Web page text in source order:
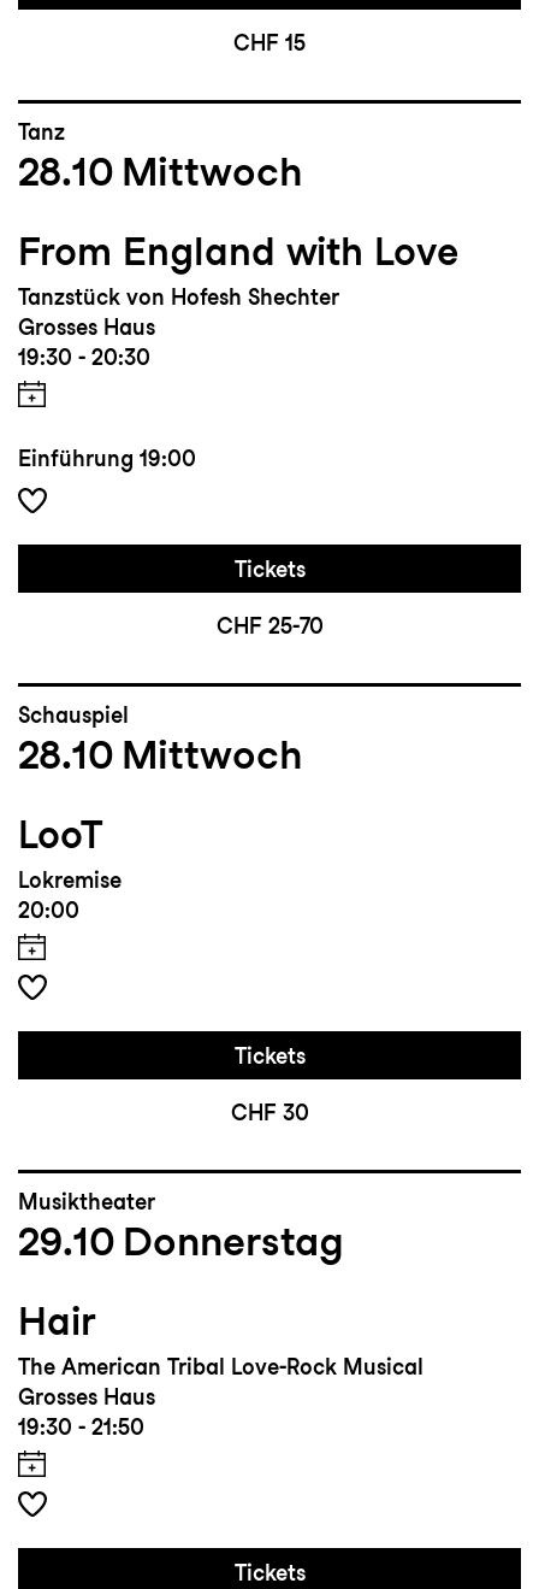
CHF 15
Tanz
28.10 Mittwoch
From England with Love
Tanzstück von Hofesh Shechter
Grosses Haus
19:30 - 20:30
Einführung 19:00
Tickets
CHF 25-70
Schauspiel
28.10 Mittwoch
LooT
Lokremise
20:00
Tickets
CHF 30
Musiktheater
29.10 Donnerstag
Hair
The American Tribal Love-Rock Musical
Grosses Haus
19:30 - 21:50
Tickets